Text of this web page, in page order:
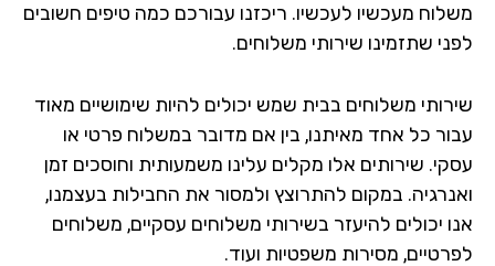
מעכשיו לעכשיו. ריכזנו עבורכם כמה טיפים חשובים
שתזמינו שירותי משלוחים.
משלוחים בבית שמש יכולים להיות שימושיים מאוד
כל אחד מאיתנו, בין אם מדובר במשלוח פרטי או
שירותים אלו מקלים עלינו משמעותית וחוסכים זמן
במקום להתרוצץ ולמסור את החבילות בעצמנו,
יכולים להיעזר בשירותי משלוחים עסקיים, משלוחים
מסירות משפטיות ועוד.